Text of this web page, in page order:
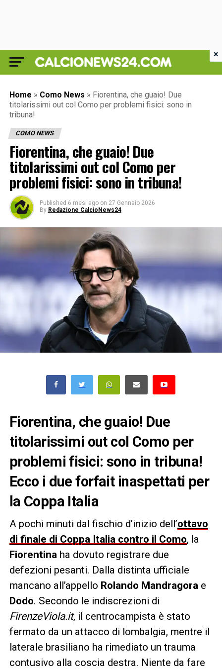
Home » Como News » Fiorentina, che guaio! Due
titolarissimi out col Como per problemi fisici: sono in
tribuna!
COMO NEWS
Fiorentina, che guaio! Due
titolarissimi out col Como per
problemi fisici: sono in tribuna!
Published 6 mesi ago on 27 Gennaio 2026
By Redazione CalcioNews24
Fiorentina, che guaio! Due
titolarissimi out col Como per
problemi fisici: sono in tribuna!
Ecco i due forfait inaspettati per
la Coppa Italia
A pochi minuti dal fischio d’inizio dell’ottavo
di finale di Coppa Italia contro il Como, la
Fiorentina ha dovuto registrare due
defezioni pesanti. Dalla distinta ufficiale
mancano all’appello Rolando Mandragora e
Dodo. Secondo le indiscrezioni di
FirenzeViola.it, il centrocampista è stato
fermato da un attacco di lombalgia, mentre il
laterale brasiliano ha rimediato un trauma
contusivo alla coscia destra. Niente da fare
×